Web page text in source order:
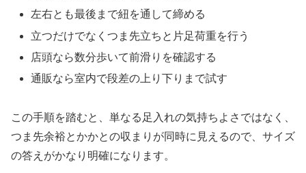
左右とも最後まで紐を通して締める
立つだけでなくつま先立ちと片足荷重を行う
店頭なら数分歩いて前滑りを確認する
通販なら室内で段差の上り下りまで試す
この手順を踏むと、単なる足入れの気持ちよさではなく、
つま先余裕とかかとの収まりが同時に見えるので、サイズ
の答えがかなり明確になります。